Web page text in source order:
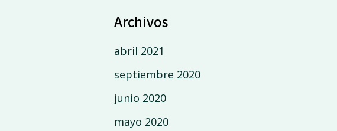
Archivos
abril 2021
septiembre 2020
junio 2020
mayo 2020